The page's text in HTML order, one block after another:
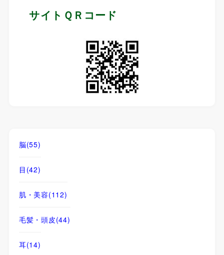
サイトＱＲコード
脳(55)
目 (42)
肌・美容(112)
毛髪・頭皮(44)
耳(14)